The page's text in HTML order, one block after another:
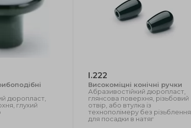
дюропласт,
глухий
I.222
Високоміцні конічні ручки
Абразивостійкий дюропласт,
глянсова поверхня, різьбовий
отвір, або втулка із
технополімеру без різьблення
для посадки в натяг